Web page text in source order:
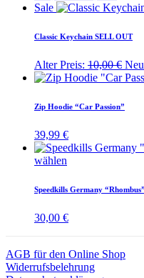
Preis
200,00 €
Preis
Sale
Classic Keychain SELL OUT
Alter Preis: 10,00€
Zip Hoodie “Car Passion”
39,99 €
wählen
weist
Varianten
auf.
Optionen
können
auf
Speedkills Germany
30,00 €
AGB für den Online Shop
Widerrufsbelehrung